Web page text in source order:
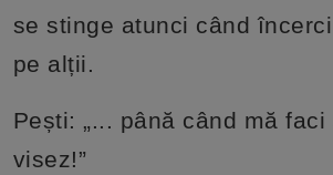
se stinge atunci când
pe alții.
Pești: „... până când mă
visez!”